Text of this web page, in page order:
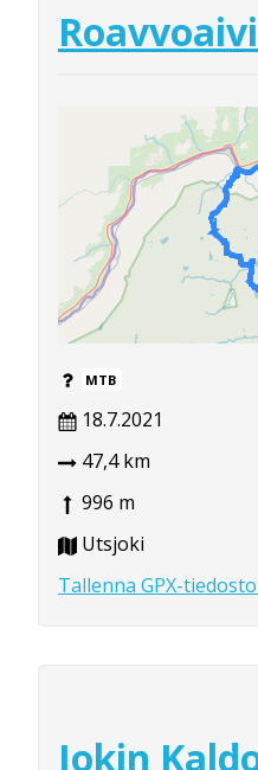
MTB
18.7.2021
47,4 km
996 m
Utsjoki
Tallenna GPX-
Jokin